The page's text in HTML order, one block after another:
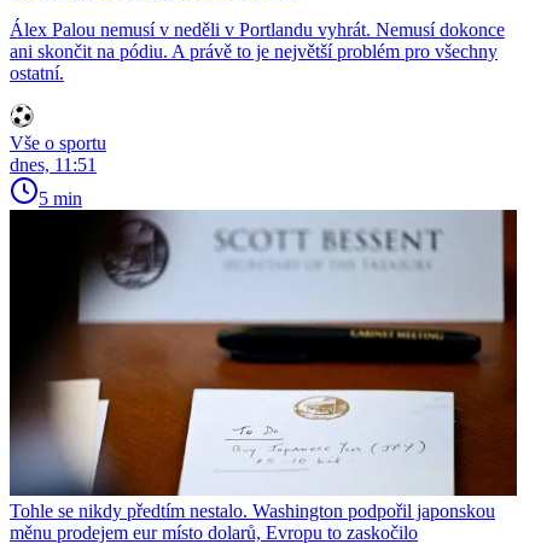
Álex Palou nemusí v neděli v Portlandu vyhrát. Nemusí dokonce
ani skončit na pódiu. A právě to je největší problém pro všechny
ostatní.
Vše o sportu
dnes, 11:51
5 min
Tohle se nikdy předtím nestalo. Washington podpořil japonskou
měnu prodejem eur místo dolarů, Evropu to zaskočilo